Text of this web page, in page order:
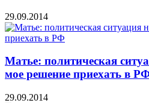
29.09.2014
Матье: политическая
мое решение приехать в
29.09.2014